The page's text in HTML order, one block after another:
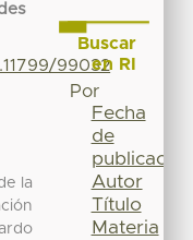
99032
la
Buscar
en RI
Por
Fecha
de
publicación
Autor
Título
Materia